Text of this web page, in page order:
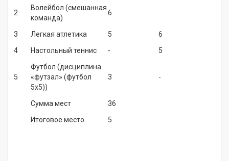
2
Волейбол (смешанная
команда)
6
3 Легкая атлетика 5
6
4
Настольный теннис - 5
5
Футбол (дисциплина
«футзал» (футбол
5х5))
3 -
Сумма мест
36
Итоговое место
5